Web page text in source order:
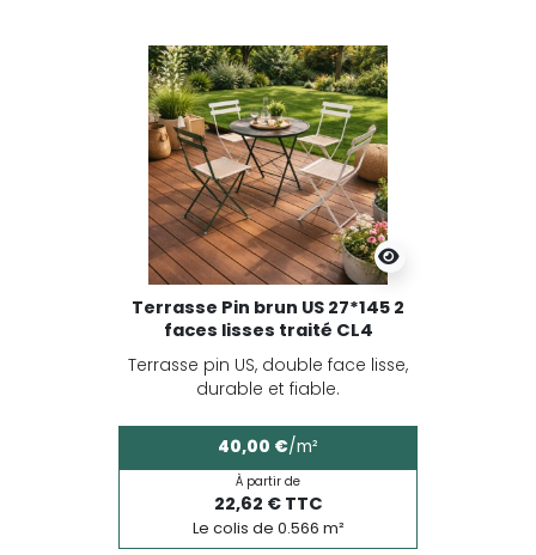
Terrasse Pin brun US 27*145 2
faces lisses traité CL4
Terrasse pin US, double face lisse,
durable et fiable.
40,00 €/m²
À partir de
22,62 € TTC
Le colis de 0.566 m²